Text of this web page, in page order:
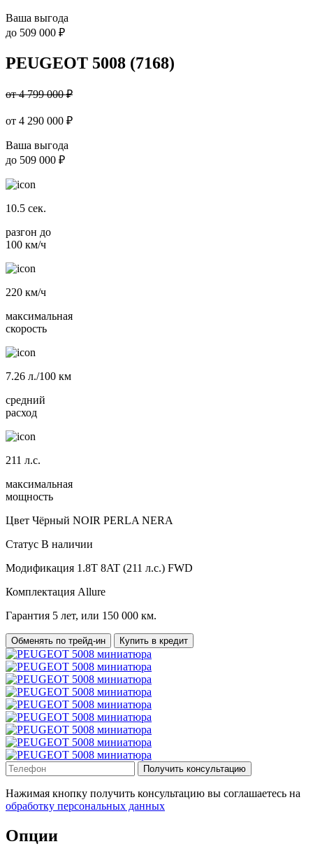
Ваша выгода
до 509 000 ₽
PEUGEOT 5008 (7168)
от 4 799 000 ₽
от 4 290 000 ₽
Ваша выгода
до 509 000 ₽
10.5 сек.
разгон до
100 км/ч
220 км/ч
максимальная
скорость
7.26 л./100 км
средний
расход
211 л.с.
максимальная
мощность
Цвет Чёрный NOIR PERLA NERA
Статус В наличии
Модификация 1.8T 8AT (211 л.с.) FWD
Комплектация Allure
Гарантия 5 лет, или 150 000 км.
Обменять по трейд-ин Купить в кредит
Получить консультацию
Нажимая кнопку получить консультацию вы соглашаетесь на
обработку персональных данных
Опции